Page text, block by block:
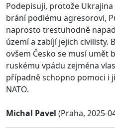
Podepisuji, protože
brání podlému agresorovi,
naprosto trestuhodně
území a zabíjí jejich civilisty.
ovšem Česko se musí umět
ruskému vpádu zejména
případně schopno pomoci i
NATO.
Michal Pavel (Praha, 2025-